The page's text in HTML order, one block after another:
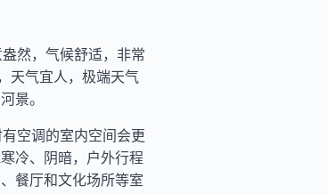
然，气候舒适，非常
天气宜人，极端天气
景。
空调的室内空间会更
冷、阴暗，户外行程
餐厅和文化场所等室